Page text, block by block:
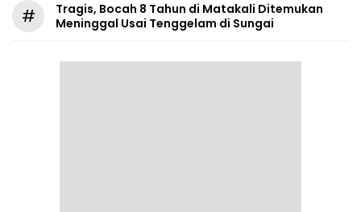
#
Tragis, Bocah 8 Tahun di Matakali Ditemukan
Meninggal Usai Tenggelam di Sungai